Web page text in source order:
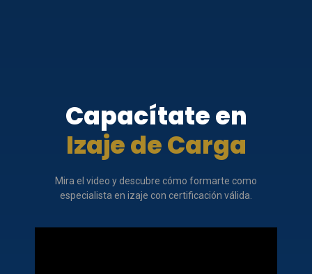
Capacítate en
Izaje de Carga
Mira el video y descubre cómo formarte como
especialista en izaje con certificación válida.